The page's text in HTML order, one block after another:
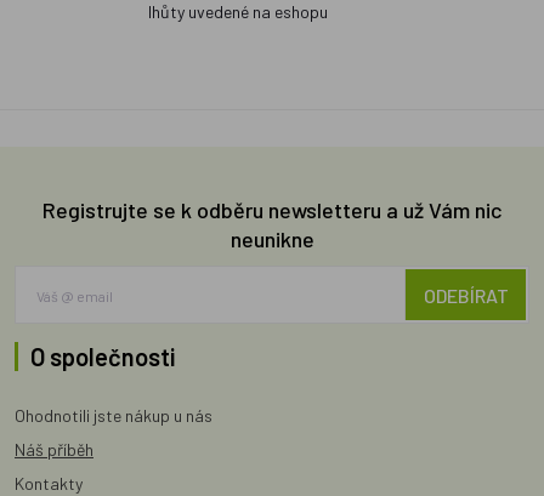
lhůty uvedené na eshopu
Registrujte se k odběru newsletteru a už Vám nic
neunikne
ODEBÍRAT
O společnosti
Ohodnotili jste nákup u nás
Náš příběh
Kontakty